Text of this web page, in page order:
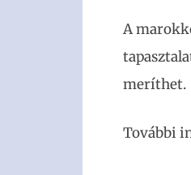
A
meríthet.
További